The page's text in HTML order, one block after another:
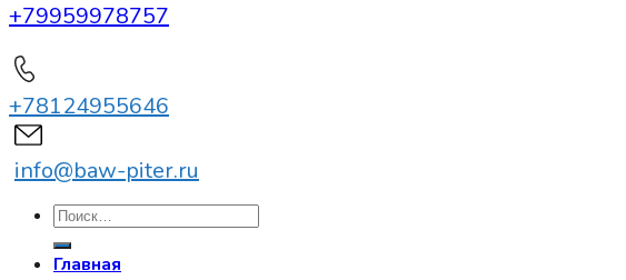
+79959978757
+78124955646
info@baw-piter.ru
Искать:
Главная